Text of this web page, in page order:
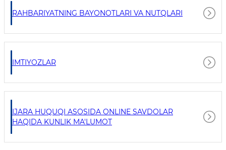
RAHBARIYATNING BAYONOTLARI VA NUTQLARI
IMTIYOZLAR
IJARA HUQUQI ASOSIDA ONLINE SAVDOLAR
HAQIDA KUNLIK MA'LUMOT